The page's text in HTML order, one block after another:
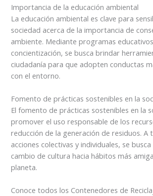
Importancia de la educación ambiental
La educación ambiental es clave para
sociedad acerca de la importancia de
ambiente. Mediante programas
concientización, se busca brindar
ciudadanía para que adopten conductas
con el entorno.
Fomento de prácticas sostenibles en la
El fomento de prácticas sostenibles en la
promover el uso responsable de los
reducción de la generación de residuos. A
acciones colectivas y individuales, se
cambio de cultura hacia hábitos más
planeta.
Conoce todos los Contenedores de